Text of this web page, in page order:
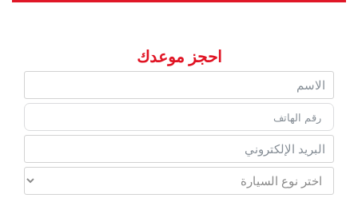
احجز موعدك